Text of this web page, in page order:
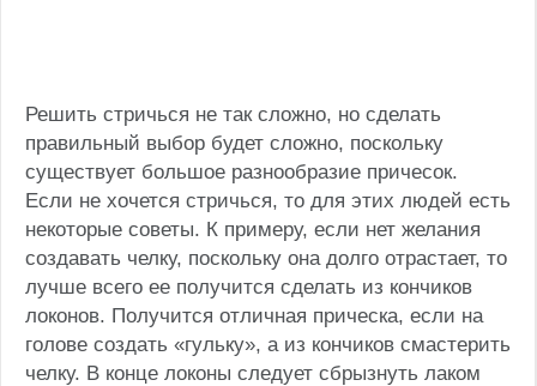
Решить стричься не так сложно, но сделать
правильный выбор будет сложно, поскольку
существует большое разнообразие причесок.
Если не хочется стричься, то для этих людей есть
некоторые советы. К примеру, если нет желания
создавать челку, поскольку она долго отрастает, то
лучше всего ее получится сделать из кончиков
локонов. Получится отличная прическа, если на
голове создать «гульку», а из кончиков смастерить
челку. В конце локоны следует сбрызнуть лаком